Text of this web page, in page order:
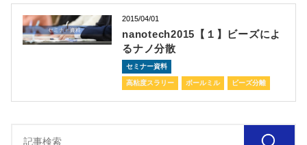
2015/04/01
nanotech2015【１】ビーズによ
るナノ分散
セミナー資料
高粘度スラリー ボールミル ビーズ分離